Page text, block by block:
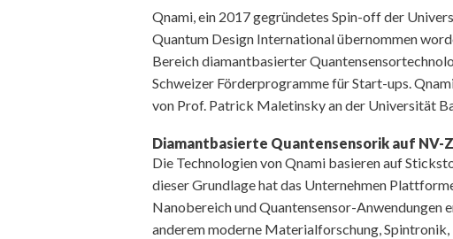
Qnami, ein 2017 gegründetes Spin-off der
Quantum Design International übernommen
Bereich diamantbasierter
Schweizer Förderprogramme für Start-ups.
von Prof. Patrick Maletinsky an der Universität
Diamantbasierte Quantensensorik auf NV-
Die Technologien von Qnami basieren auf
dieser Grundlage hat das Unternehmen
Nanobereich und Quantensensor-Anwendungen
anderem moderne Materialforschung,